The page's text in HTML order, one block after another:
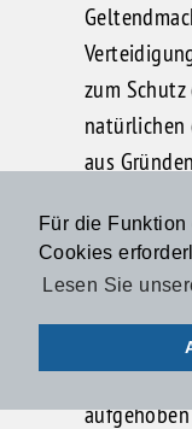
Für die
Cookies
Lesen Sie
zum
natürlichen
aus
die
den o.g.
werden